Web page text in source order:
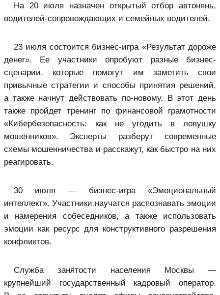
На 20 июля назначен открытый отбор автонянь,
водителей-сопровождающих и семейных водителей.
23 июля состоится бизнес-игра «Результат дороже
денег». Ее участники опробуют разные бизнес-
сценарии, которые помогут им заметить свои
привычные стратегии и способы принятия решений,
а также начнут действовать по-новому. В этот день
также пройдет тренинг по финансовой грамотности
«Кибербезопасность: как не угодить в ловушку
мошенников». Эксперты разберут современные
схемы мошенничества и расскажут, как быстро на них
реагировать.
30 июля — бизнес-игра «Эмоциональный
интеллект». Участники научатся распознавать эмоции
и намерения собеседников, а также использовать
эмоции как ресурс для конструктивного разрешения
конфликтов.
Служба занятости населения Москвы —
крупнейший государственный кадровый оператор.